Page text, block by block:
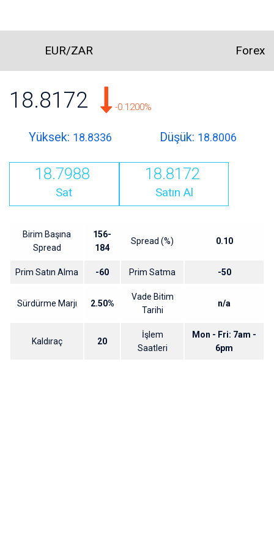
EUR/ZAR Forex
18.8172 -0.1200%
Yüksek: 18.8336 Düşük: 18.8006
18.7988
Sat
18.8172
Satın Al
Birim Başına
Spread
156-
184
Spread (%) 0.10
Prim Satın Alma -60 Prim Satma -50
Sürdürme Marjı 2.50%
Vade Bitim
Tarihi
n/a
Kaldıraç 20
İşlem
Saatleri
Mon - Fri: 7am -
6pm